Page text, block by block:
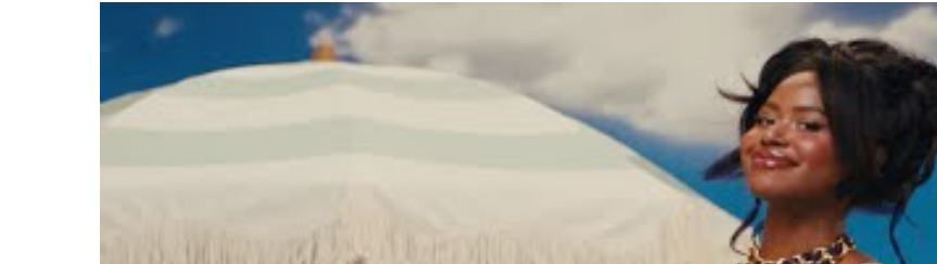
SERIEUX
@rudygobert27
T'ES UN P*TAIN DE ROI
pic.twitter.com/sCRMhSuOBy
— The Daily Dunk (@TheDailyDunkfr)August 3,